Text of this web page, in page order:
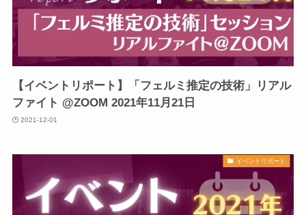
【イベントリポート】「フェルミ推定の技術」リアル
ファイト @ZOOM 2021年11月21日
2021-12-01
イベントリポート